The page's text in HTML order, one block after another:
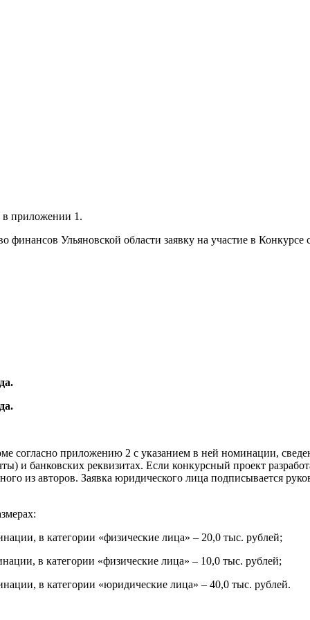
в приложении 1.
финансов Ульяновской области заявку на участие в
согласно приложению 2 с указанием в ней номинации,
и банковских реквизитах. Если конкурсный проект
из авторов. Заявка юридического лица подписывается
в категории «физические лица» – 20,0 тыс. рублей;
в категории «физические лица» – 10,0 тыс. рублей;
в категории «юридические лица» – 40,0 тыс. рублей.